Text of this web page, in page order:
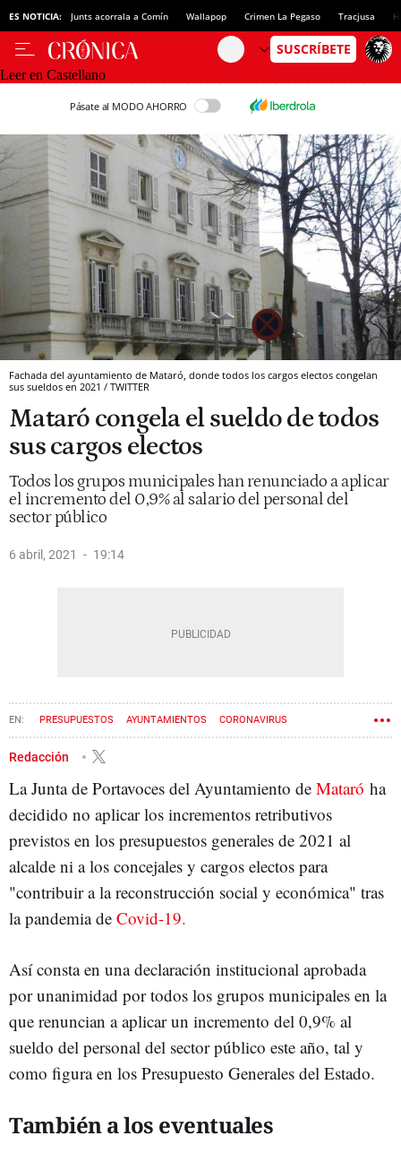
ES NOTICIA: Junts acorrala a Comín Wallapop Crimen La Pegaso Tracjusa
Leer en Castellano
Pásate al MODO AHORRO
Fachada del ayuntamiento de Mataró, donde todos los cargos electos congelan
sus sueldos en 2021 / TWITTER
Mataró congela el sueldo de todos
sus cargos electos
Todos los grupos municipales han renunciado a aplicar
el incremento del 0,9% al salario del personal del
sector público
6 abril, 2021 19:14
PRESUPUESTOS AYUNTAMIENTOS CORONAVIRUS
Redacción
La Junta de Portavoces del Ayuntamiento de Mataró ha
decidido no aplicar los incrementos retributivos
previstos en los presupuestos generales de 2021 al
alcalde ni a los concejales y cargos electos para
"contribuir a la reconstrucción social y económica" tras
la pandemia de Covid-19.
Así consta en una declaración institucional aprobada
por unanimidad por todos los grupos municipales en la
que renuncian a aplicar un incremento del 0,9% al
sueldo del personal del sector público este año, tal y
como figura en los Presupuesto Generales del Estado.
También a los eventuales